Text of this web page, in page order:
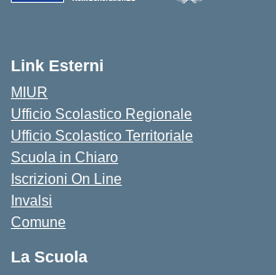
Link Esterni
MIUR
Ufficio Scolastico Regionale
Ufficio Scolastico Territoriale
Scuola in Chiaro
Iscrizioni On Line
Invalsi
Comune
La Scuola